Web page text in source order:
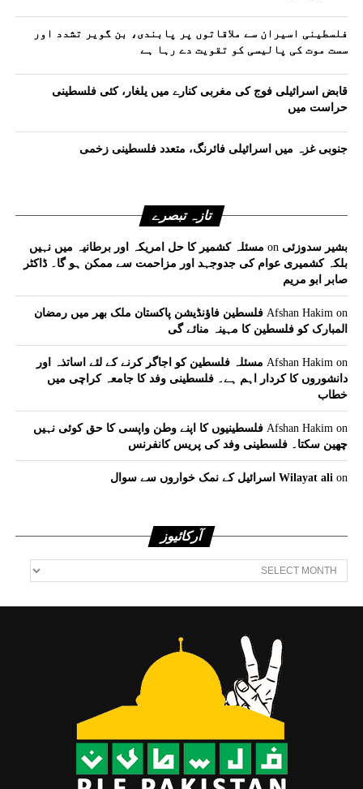
فلسطینی اسیران سے ملاقاتوں پر پابندی، بن گویر تشدد اور
سست موت کی پالیسی کو تقویت دے رہا ہے
قابض اسرائیلی فوج کی مغربی کنارے میں یلغار، کئی فلسطینی
حراست میں
جنوبی غزہ میں اسرائیلی فائرنگ، متعدد فلسطینی زخمی
تازہ تبصرے
بشیر سدوزئی
مسئلہ کشمیر کا حل امریکہ اور برطانیہ میں نہیں
بلکہ کشمیری عوام کی جدوجہد اور مزاحمت سے ممکن ہو گا۔ ڈاکٹر
صابر ابو مریم
Afshan Hakim on
فلسطین فاؤنڈیشن پاکستان ملک بھر میں رمضان
المبارک کو فلسطین کا مہینہ منائے گی
Afshan Hakim on
مسئلہ فلسطین کو اجاگر کرنے کے لئے اساتذہ اور
دانشوروں کا کردار اہم ہے۔ فلسطینی وفد کا جامعہ کراچی میں
خطاب
Afshan Hakim on
فلسطینیوں کا اپنے وطن واپسی کا حق کوئی نہیں
چھین سکتا۔ فلسطینی وفد کی پریس کانفرنس
Wilayat ali on اسرائیل کے نمک خواروں سے سوال
آرکائیوز
آرکائیوز